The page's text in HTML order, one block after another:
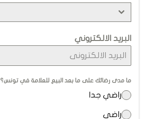
البريد الالكتروني
ما مدى رضائك على ما بعد البيع للعلامة في تونس؟
راضي جدا
راضي